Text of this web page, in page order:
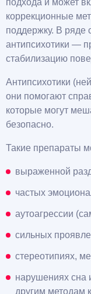
подхода и может
коррекционные
поддержку. В ряде
антипсихотики —
стабилизацию
Антипсихотики
они помогают
которые могут
безопасно.
Такие препараты
выраженной
частых
аутоагрессии
сильных
стереотипиях,
нарушениях сна
другим методам